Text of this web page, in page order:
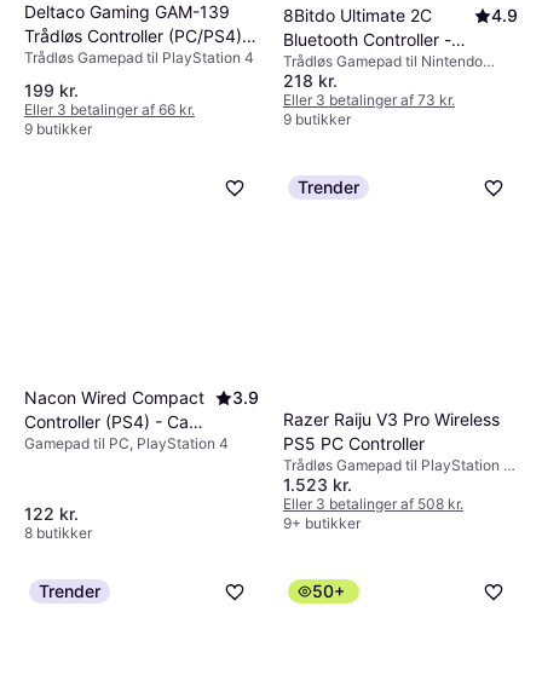
Deltaco Gaming GAM-139
Trådløs Controller (PC/PS4)
Sort
Trådløs Gamepad til PlayStation 4
199 kr.
Eller 3 betalinger af 66 kr.
9 butikker
8Bitdo Ultimate 2C
Bluetooth Controller -
Blue
4.9
Trådløs Gamepad til Nintendo
Switch
218 kr.
Eller 3 betalinger af 73 kr.
9 butikker
Nacon Wired Compact
Controller (PS4) - Camo
Grey
3.9
Gamepad til PC, PlayStation 4
122 kr.
8 butikker
Trender
Razer Raiju V3 Pro Wireless
PS5 PC Controller
Trådløs Gamepad til PlayStation 5,
PC
1.523 kr.
Eller 3 betalinger af 508 kr.
9+ butikker
Trender 50+